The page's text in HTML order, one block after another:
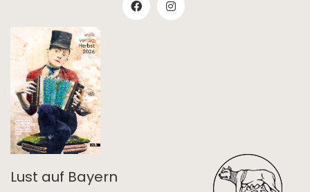
Lust auf Bayern